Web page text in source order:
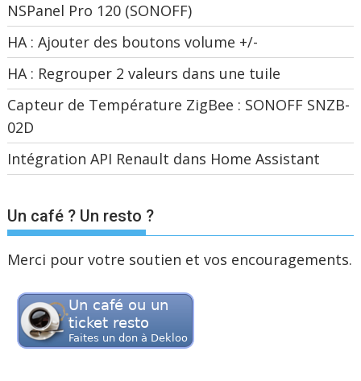
NSPanel Pro 120 (SONOFF)
HA : Ajouter des boutons volume +/-
HA : Regrouper 2 valeurs dans une tuile
Capteur de Température ZigBee : SONOFF SNZB-
02D
Intégration API Renault dans Home Assistant
Un café ? Un resto ?
Merci pour votre soutien et vos encouragements.